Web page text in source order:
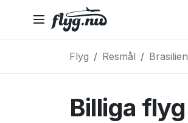
Flyg Resmål Brasilien
Billiga